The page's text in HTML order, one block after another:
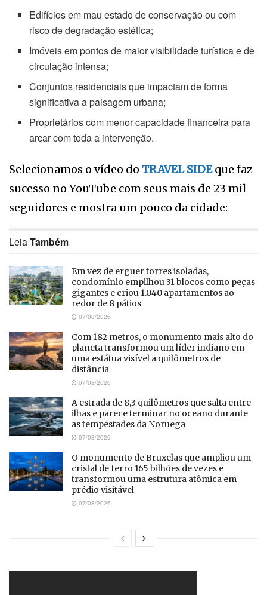
Edifícios em mau estado de conservação ou com
risco de degradação estética;
Imóveis em pontos de maior visibilidade turística e de
circulação intensa;
Conjuntos residenciais que impactam de forma
significativa a paisagem urbana;
Proprietários com menor capacidade financeira para
arcar com toda a intervenção.
Selecionamos o vídeo do TRAVEL SIDE que faz
sucesso no YouTube com seus mais de 23 mil
seguidores e mostra um pouco da cidade:
LeiaTambém
Em vez de erguer torres isoladas,
condomínio empilhou 31 blocos como peças
gigantes e criou 1.040 apartamentos ao
redor de 8 pátios
07/08/2026
Com 182 metros, o monumento mais alto do
planeta transformou um líder indiano em
uma estátua visível a quilômetros de
distância
07/08/2026
A estrada de 8,3 quilômetros que salta entre
ilhas e parece terminar no oceano durante
as tempestades da Noruega
07/08/2026
O monumento de Bruxelas que ampliou um
cristal de ferro 165 bilhões de vezes e
transformou uma estrutura atômica em
prédio visitável
07/08/2026